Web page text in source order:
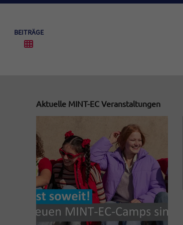
BEITRÄGE
Aktuelle MINT-EC Veranstaltungen